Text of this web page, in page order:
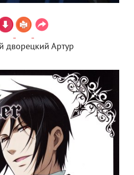
дворецкий Артур